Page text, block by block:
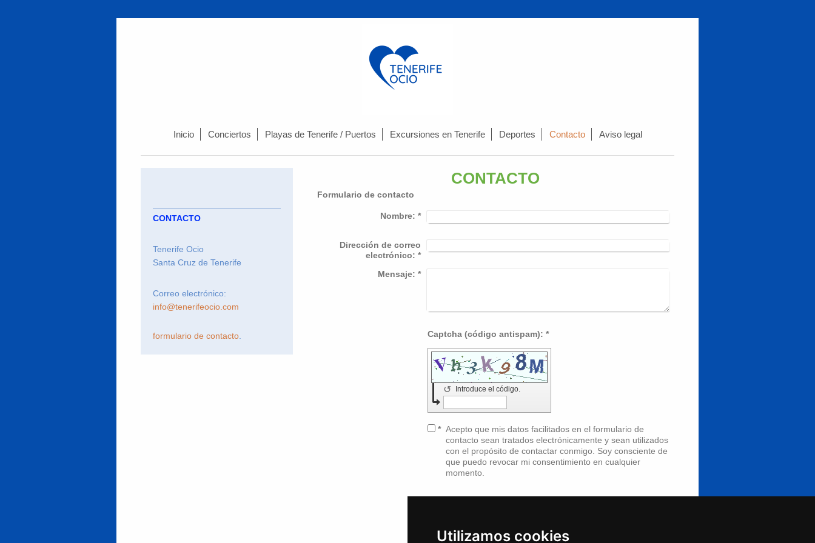
Utilizamos cookies
Inicio Conciertos Playas de Tenerife / Puertos Excursiones en Tenerife Deportes Contacto Aviso legal
CONTACTO
Formulario de contacto
Nombre: *
Dirección de correo
electrónico: *
Mensaje: *
Captcha (código antispam): *
Introduce el código.
↺
* Acepto que mis datos facilitados en el formulario de
contacto sean tratados electrónicamente y sean utilizados
con el propósito de contactar conmigo. Soy consciente de
que puedo revocar mi consentimiento en cualquier
momento.
CONTACTO
Tenerife Ocio
Santa Cruz de Tenerife
Correo electrónico:
info@tenerifeocio.com
formulario de contacto